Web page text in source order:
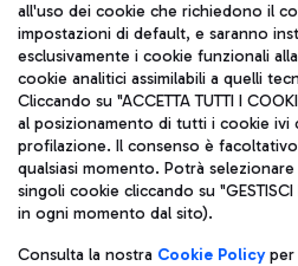
Pizza
Gelateria
Autobus
Scopri le linee di autobus per
Leonardo Da Vinci.
Ristoranti
Scopri la nostra offerta per una
Aeroporti di Roma S.p.A. - Società
coordinamento di Mundys S.p.A.
Codice fiscale e Registro delle
IVA 06572251004
Capitale sociale 62.224.743,00 int.
Sede legale: Via Pier Paolo
telefono +39 06 65951
Privacy policy
all'uso dei cookie che richiedono il
impostazioni di default, e saranno
esclusivamente i cookie funzionali
cookie analitici assimilabili a quelli
Cliccando su "ACCETTA TUTTI I
al posizionamento di tutti i cookie ivi
profilazione. Il consenso è
qualsiasi momento. Potrà
singoli cookie cliccando su "GESTISCI
in ogni momento dal sito).
Consulta la nostra Cookie Policyper